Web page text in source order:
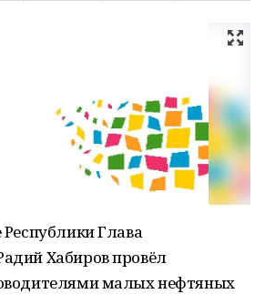
Глава
Хабиров провёл
малых нефтяных